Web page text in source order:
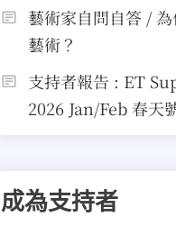
藝術家自問自答 /
藝術？
支持者報告 : ET
2026 Jan/Feb 春天
成為支持者